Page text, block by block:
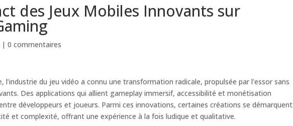
des Jeux Mobiles Innovants sur
|0 commentaires
l’industrie du jeu vidéo a connu une transformation radicale, propulsée par l’essor sans
Des applications qui allient gameplay immersif, accessibilité et monétisation
développeurs et joueurs. Parmi ces innovations, certaines créations se démarquent
et complexité, offrant une expérience à la fois ludique et qualitative.